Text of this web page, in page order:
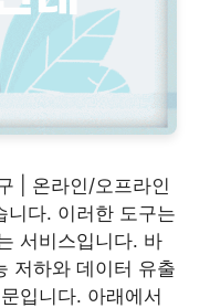
| 온라인/오프라인
니다. 이러한 도구는
서비스입니다. 바
저하와 데이터 유출
입니다. 아래에서